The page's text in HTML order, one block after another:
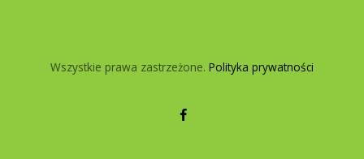
Wszystkie prawa zastrzeżone. Polityka prywatności